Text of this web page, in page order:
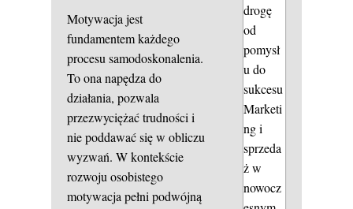
Motywacja jest
fundamentem każdego
procesu samodoskonalenia.
To ona napędza do
działania, pozwala
przezwyciężać trudności i
nie poddawać się w obliczu
wyzwań. W kontekście
rozwoju osobistego
motywacja pełni podwójną
drogę
od
pomysł
u do
sukcesu
Marketi
ng i
sprzeda
ż w
nowocz